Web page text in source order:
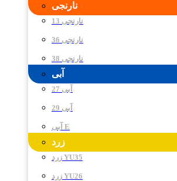
نارنجی
نارنجی 13
نارنجی 36
نارنجی 38
آبی
آبی 27
آبی 29
آبی E
زرد
زرد YU35
زرد YU26